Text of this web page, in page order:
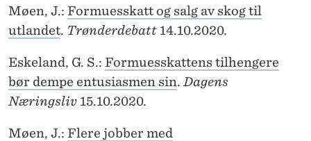
Møen, J.: Formuesskatt og salg av skog til
utlandet. Trønderdebatt 14.10.2020.
Eskeland, G. S.: Formuesskattens tilhengere
bør dempe entusiasmen sin. Dagens
Næringsliv 15.10.2020.
Møen, J.: Flere jobber med